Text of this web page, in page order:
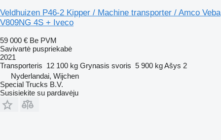
Veldhuizen P46-2 Kipper / Machine transporter / Amco Veba
V809NG 4S + Iveco
59 000 € Be PVM
Savivartė puspriekabė
2021
Transporteris 12 100 kg Grynasis svoris 5 900 kgAšys 2
Nyderlandai, Wijchen
Special Trucks B.V.
Susisiekite su pardavėju